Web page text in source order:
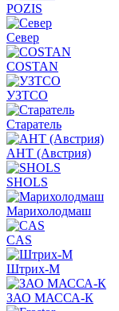
POZIS
Север
COSTAN
УЗТСО
Старатель
АНТ (Австрия)
SHOLS
Марихолодмаш
CAS
Штрих-М
ЗАО МАССА-К